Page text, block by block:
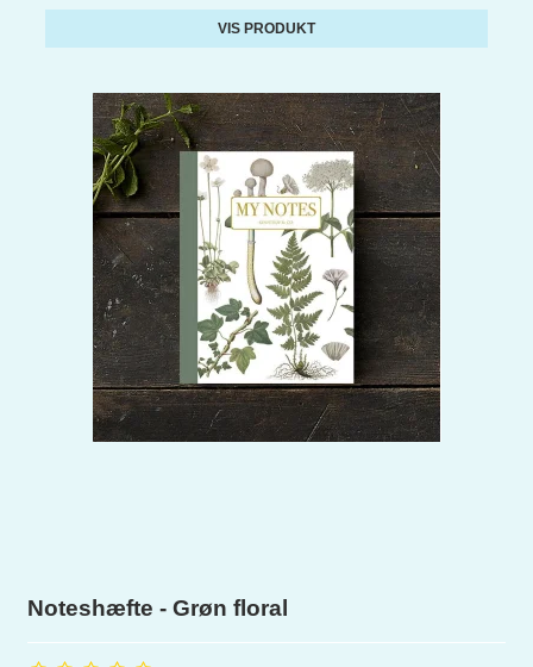
VIS PRODUKT
Noteshæfte - Grøn floral